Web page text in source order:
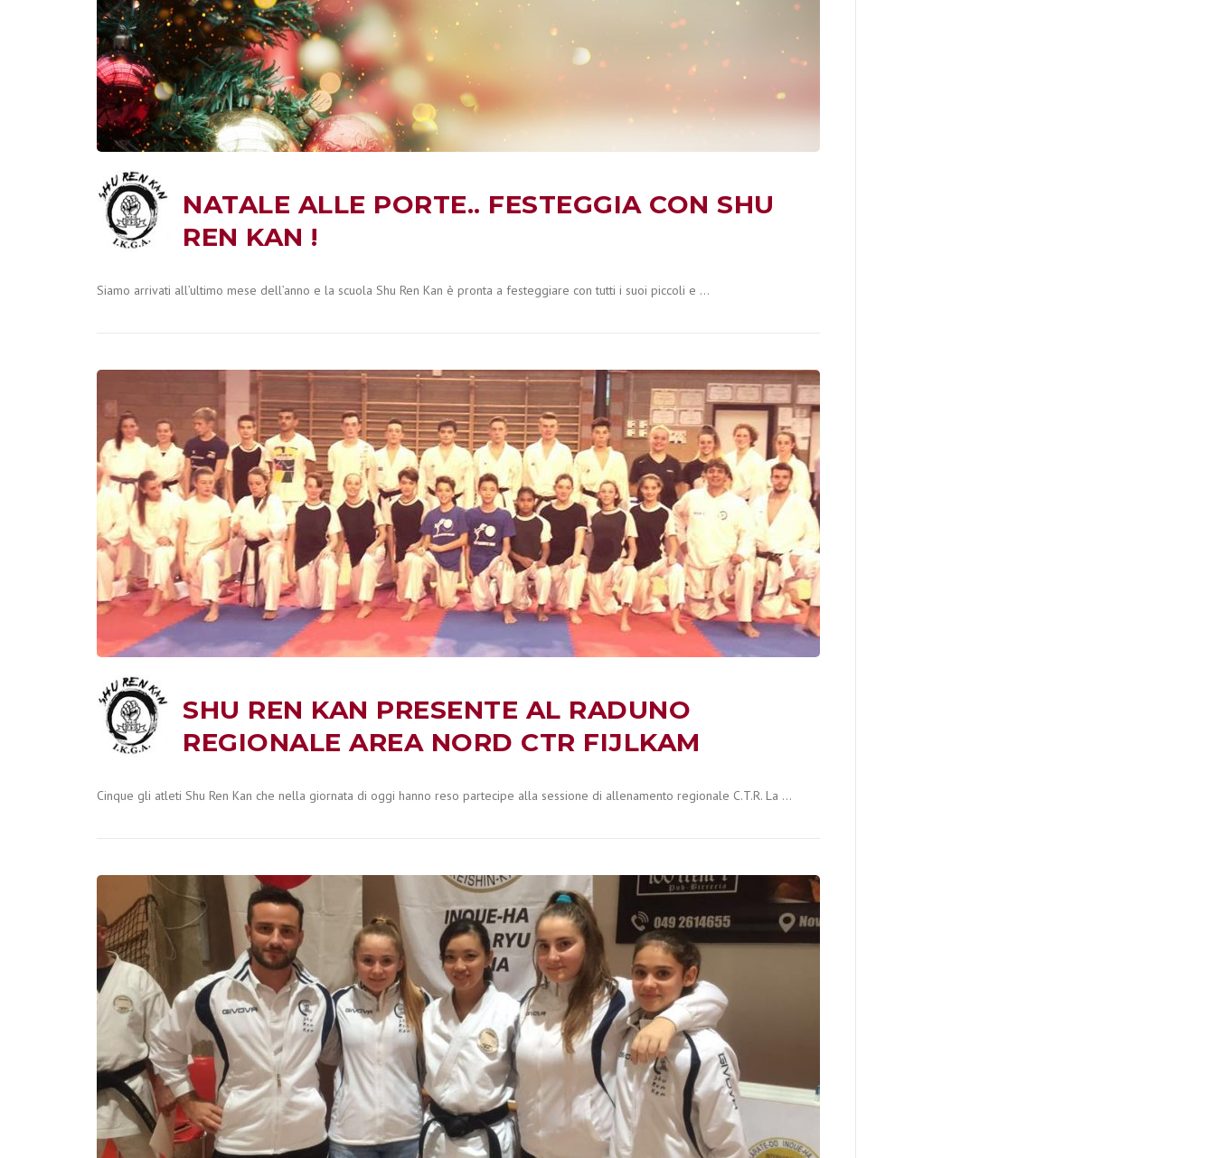
NATALE ALLE PORTE.. FESTEGGIA CON SHU
REN KAN !
Siamo arrivati all’ultimo mese dell’anno e la scuola Shu Ren Kan è pronta a festeggiare con tutti i suoi piccoli e …
SHU REN KAN PRESENTE AL RADUNO
REGIONALE AREA NORD CTR FIJLKAM
Cinque gli atleti Shu Ren Kan che nella giornata di oggi hanno reso partecipe alla sessione di allenamento regionale C.T.R. La …